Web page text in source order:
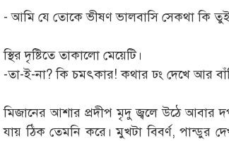
- আমি যে তোকে ভীষণ ভালবাসি সেকথা কি
স্থির দৃষ্টিতে তাকালো মেয়েটি।
-তা-ই-না? কি চমৎকার! কথার ঢং দেখে আর
মিজানের আশার প্রদীপ মৃদু জ্বলে উঠে আবার
যায় ঠিক তেমনি করে। মুখটা বিবর্ণ, পান্ডুর